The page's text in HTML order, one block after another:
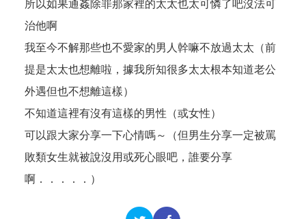
所以如果通姦除罪那家裡的太太也太可憐了吧沒法可
治他啊
我至今不解那些也不愛家的男人幹嘛不放過太太（前
提是太太也想離啦，據我所知很多太太根本知道老公
外遇但也不想離這樣）
不知道這裡有沒有這樣的男性（或女性）
可以跟大家分享一下心情嗎～（但男生分享一定被罵
敗類女生就被說沒用或死心眼吧，誰要分享
啊．．．．．）